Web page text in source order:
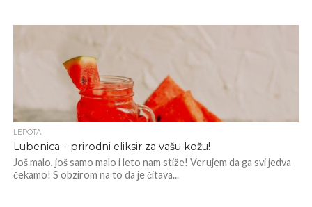
LEPOTA
Lubenica – prirodni eliksir za vašu kožu!
Još malo, još samo malo i leto nam stiže! Verujem da ga svi jedva
čekamo! S obzirom na to da je čitava...